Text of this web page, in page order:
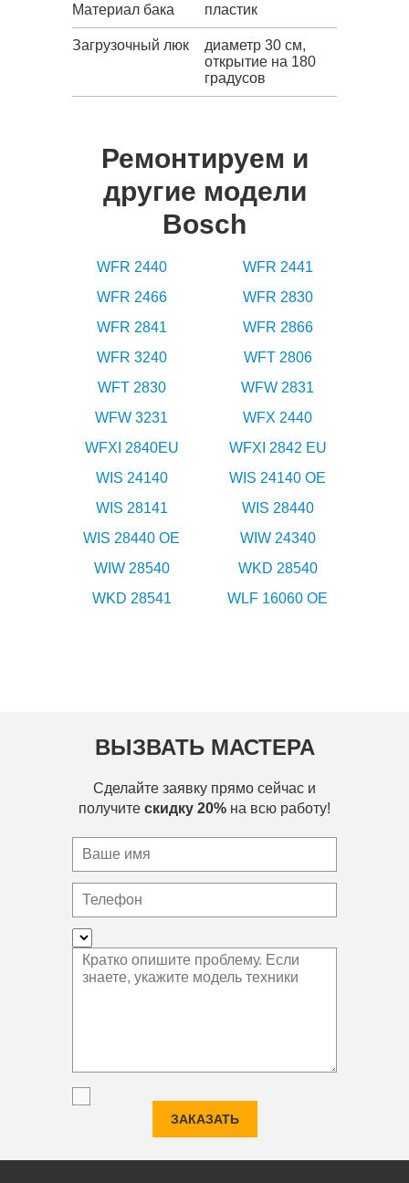
Материал бака пластик
Загрузочный люк
диаметр 30 см,
открытие на 180
градусов
Ремонтируем и
другие модели
Bosch
WFR 2440
WFR 2441
WFR 2466
WFR 2830
WFR 2841
WFR 2866
WFR 3240
WFT 2806
WFT 2830
WFW 2831
WFW 3231
WFX 2440
WFXI 2840EU
WFXI 2842 EU
WIS 24140
WIS 24140 OE
WIS 28141
WIS 28440
WIS 28440 OE
WIW 24340
WIW 28540
WKD 28540
WKD 28541
WLF 16060 OE
ВЫЗВАТЬ МАСТЕРА
Сделайте заявку прямо сейчас и
получите скидку 20% на всю работу!
ЗАКАЗАТЬ